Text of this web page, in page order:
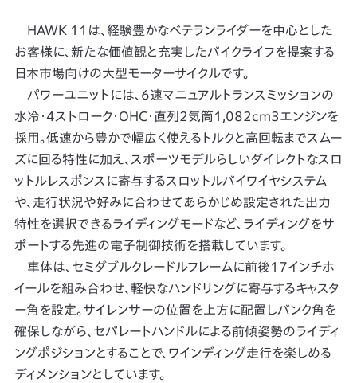
HAWK 11は、経験豊かなベテランライダーを中心とした
お客様に、新たな価値観と充実したバイクライフを提案する
日本市場向けの大型モーターサイクルです。
パワーユニットには、6速マニュアルトランスミッションの
水冷・4ストローク・OHC・直列2気筒1,082cm3エンジンを
採用。低速から豊かで幅広く使えるトルクと高回転までスムー
ズに回る特性に加え、スポーツモデルらしいダイレクトなスロ
ットルレスポンスに寄与するスロットルバイワイヤシステム
や、走行状況や好みに合わせてあらかじめ設定された出力
特性を選択できるライディングモードなど、ライディングをサ
ポートする先進の電子制御技術を搭載しています。
車体は、セミダブルクレードルフレームに前後17インチホ
イールを組み合わせ、軽快なハンドリングに寄与するキャスタ
ー角を設定。サイレンサーの位置を上方に配置しバンク角を
確保しながら、セパレートハンドルによる前傾姿勢のライディ
ングポジションとすることで、ワインディング走行を楽しめる
ディメンションとしています。